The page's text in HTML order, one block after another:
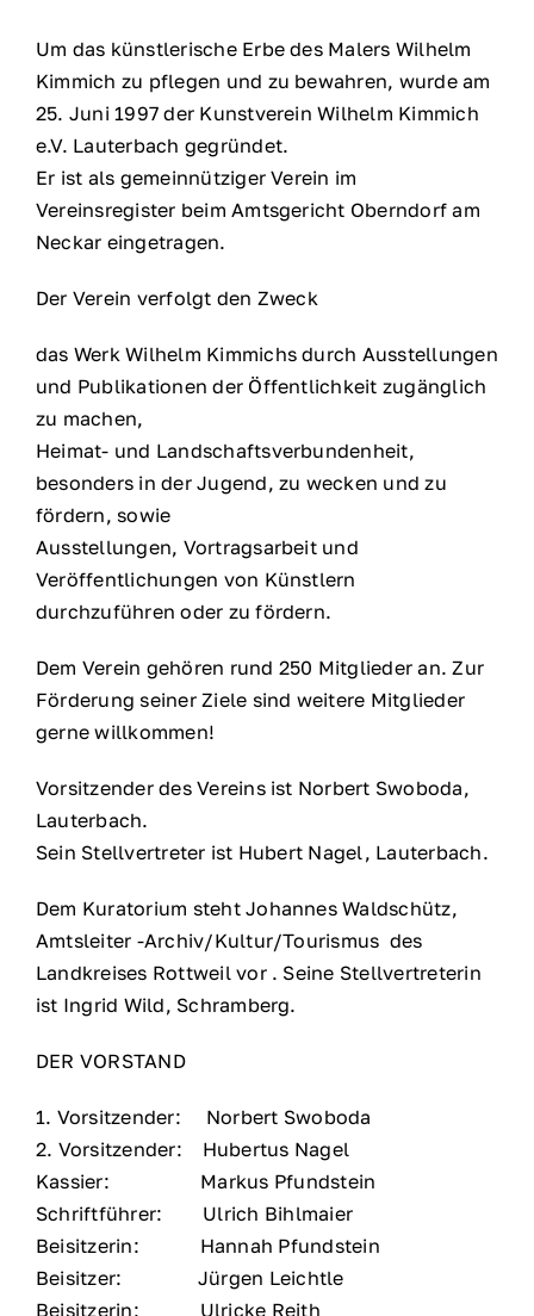
Um das künstlerische Erbe des Malers Wilhelm
Kimmich zu pflegen und zu bewahren, wurde am
25. Juni 1997 der Kunstverein Wilhelm Kimmich
e.V. Lauterbach gegründet.
Er ist als gemeinnütziger Verein im
Vereinsregister beim Amtsgericht Oberndorf am
Neckar eingetragen.
Der Verein verfolgt den Zweck
das Werk Wilhelm Kimmichs durch Ausstellungen
und Publikationen der Öffentlichkeit zugänglich
zu machen,
Heimat- und Landschaftsverbundenheit,
besonders in der Jugend, zu wecken und zu
fördern, sowie
Ausstellungen, Vortragsarbeit und
Veröffentlichungen von Künstlern
durchzuführen oder zu fördern.
Dem Verein gehören rund 250 Mitglieder an. Zur
Förderung seiner Ziele sind weitere Mitglieder
gerne willkommen!
Vorsitzender des Vereins ist Norbert Swoboda,
Lauterbach.
Sein Stellvertreter ist Hubert Nagel, Lauterbach.
Dem Kuratorium steht Johannes Waldschütz,
Amtsleiter -Archiv/Kultur/Tourismus des
Landkreises Rottweil vor . Seine Stellvertreterin
ist Ingrid Wild, Schramberg.
DER VORSTAND
1. Vorsitzender: Norbert Swoboda
2. Vorsitzender: Hubertus Nagel
Kassier: Markus Pfundstein
Schriftführer: Ulrich Bihlmaier
Beisitzerin: Hannah Pfundstein
Beisitzer: Jürgen Leichtle
Beisitzerin: Ulricke Reith